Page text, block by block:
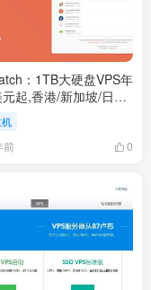
：1TB大硬盘VPS年
起,香港/新加坡/日本
前 0